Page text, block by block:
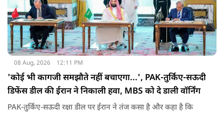
08 Aug, 2026 12:11 PM
'कोई भी कागजी समझौते नहीं बचाएगा...', PAK-तुर्किए-सऊदी
डिफेंस डील की ईरान ने निकाली हवा, MBS को दे डाली वॉर्निंग
PAK-तुर्किए-सऊदी रक्षा डील पर ईरान ने तंज कसा है और कहा है कि